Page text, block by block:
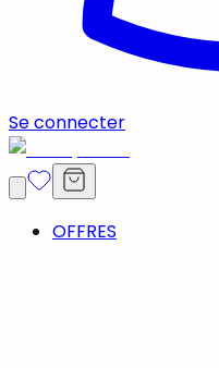
Se connecter
OFFRES